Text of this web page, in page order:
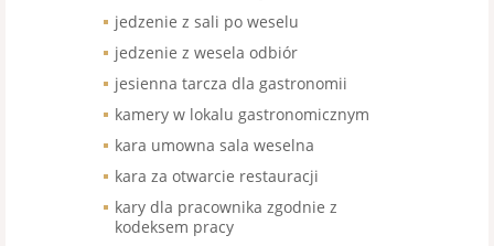
jedzenie z sali po weselu
jedzenie z wesela odbiór
jesienna tarcza dla gastronomii
kamery w lokalu gastronomicznym
kara umowna sala weselna
kara za otwarcie restauracji
kary dla pracownika zgodnie z
kodeksem pracy